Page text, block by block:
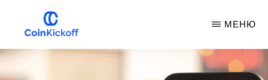
основното
COIN
УДАР
МЕНЮ